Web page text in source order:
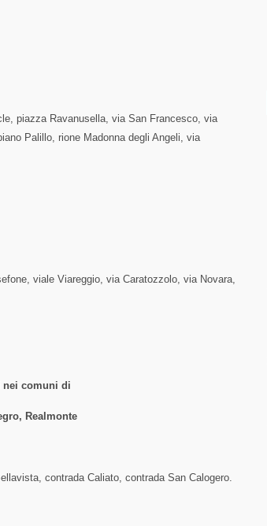
piazza Ravanusella, via San Francesco, via
Palillo, rione Madonna degli Angeli, via
viale Viareggio, via Caratozzolo, via Novara,
comuni di
Realmonte
contrada Caliato, contrada San Calogero.